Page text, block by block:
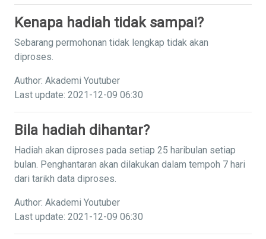
Kenapa hadiah tidak sampai?
Sebarang permohonan tidak lengkap tidak akan
diproses.
Author: Akademi Youtuber
Last update: 2021-12-09 06:30
Bila hadiah dihantar?
Hadiah akan diproses pada setiap 25 haribulan setiap
bulan. Penghantaran akan dilakukan dalam tempoh 7 hari
dari tarikh data diproses.
Author: Akademi Youtuber
Last update: 2021-12-09 06:30